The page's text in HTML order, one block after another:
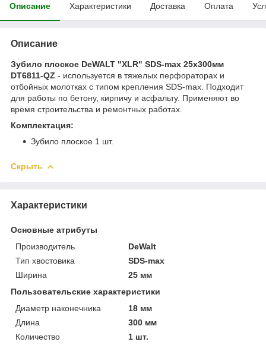
Описание Характеристики Доставка Оплата
Описание
Зубило плоское DeWALT "XLR" SDS-max 25х300мм
DT6811-QZ - используется в тяжелых перфораторах и
отбойных молотках с типом крепления SDS-max. Подходит
для работы по бетону, кирпичу и асфальту. Применяют во
время строительства и ремонтных работах.
Комплектация:
Зубило плоское 1 шт.
Скрыть
Характеристики
Основные атрибуты
Производитель
DeWalt
Тип хвостовика
SDS-max
Ширина
25 мм
Пользовательские характеристики
Диаметр наконечника
18 мм
Длина
300 мм
Количество
1 шт.